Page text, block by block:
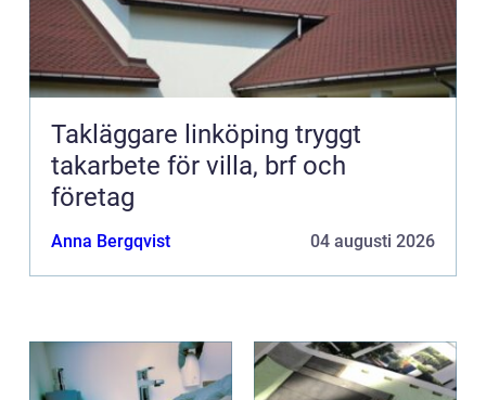
Takläggare linköping tryggt
takarbete för villa, brf och
företag
Anna Bergqvist 04 augusti 2026